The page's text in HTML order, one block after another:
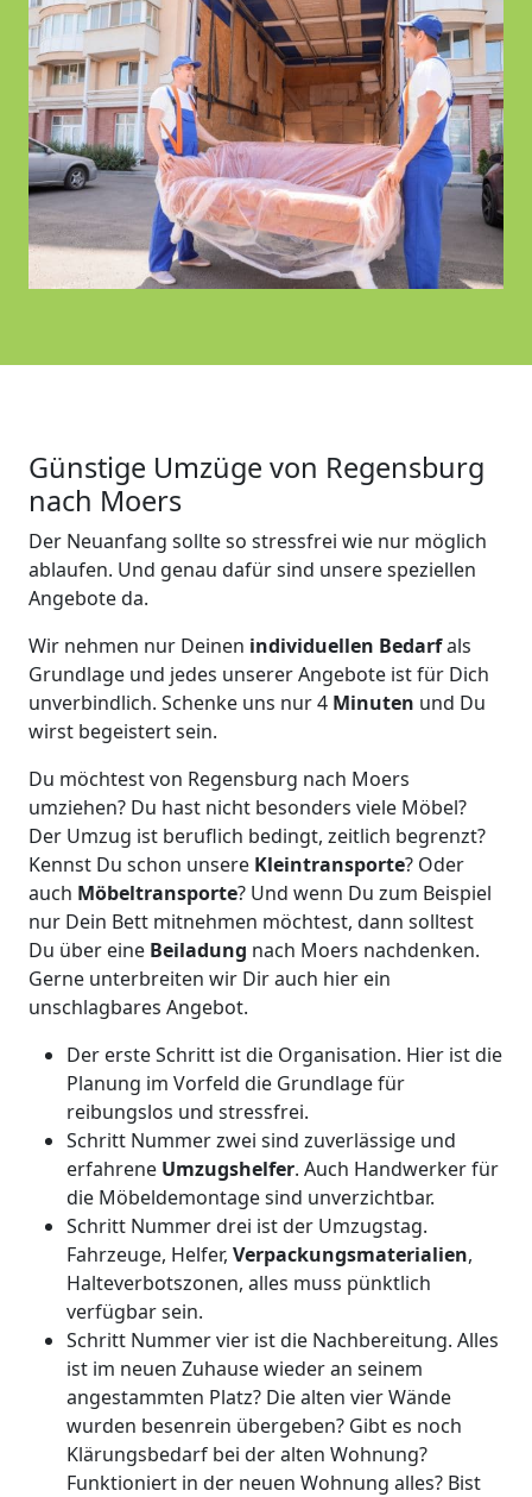
Günstige Umzüge von Regensburg
nach Moers
Der Neuanfang sollte so stressfrei wie nur möglich
ablaufen. Und genau dafür sind unsere speziellen
Angebote da.
Wir nehmen nur Deinen individuellen Bedarfals
Grundlage und jedes unserer Angebote ist für Dich
unverbindlich. Schenke uns nur 4 Minuten und Du
wirst begeistert sein.
Du möchtest von Regensburg nach Moers
umziehen? Du hast nicht besonders viele Möbel?
Der Umzug ist beruflich bedingt, zeitlich begrenzt?
Kennst Du schon unsere Kleintransporte? Oder
auch Möbeltransporte? Und wenn Du zum Beispiel
nur Dein Bett mitnehmen möchtest, dann solltest
Du über eine Beiladung nach Moers nachdenken.
Gerne unterbreiten wir Dir auch hier ein
unschlagbares Angebot.
Der erste Schritt ist die Organisation. Hier ist die
Planung im Vorfeld die Grundlage für
reibungslos und stressfrei.
Schritt Nummer zwei sind zuverlässige und
erfahrene Umzugshelfer. Auch Handwerker für
die Möbeldemontage sind unverzichtbar.
Schritt Nummer drei ist der Umzugstag.
Fahrzeuge, Helfer, Verpackungsmaterialien,
Halteverbotszonen, alles muss pünktlich
verfügbar sein.
Schritt Nummer vier ist die Nachbereitung. Alles
ist im neuen Zuhause wieder an seinem
angestammten Platz? Die alten vier Wände
wurden besenrein übergeben? Gibt es noch
Klärungsbedarf bei der alten Wohnung?
Funktioniert in der neuen Wohnung alles? Bist